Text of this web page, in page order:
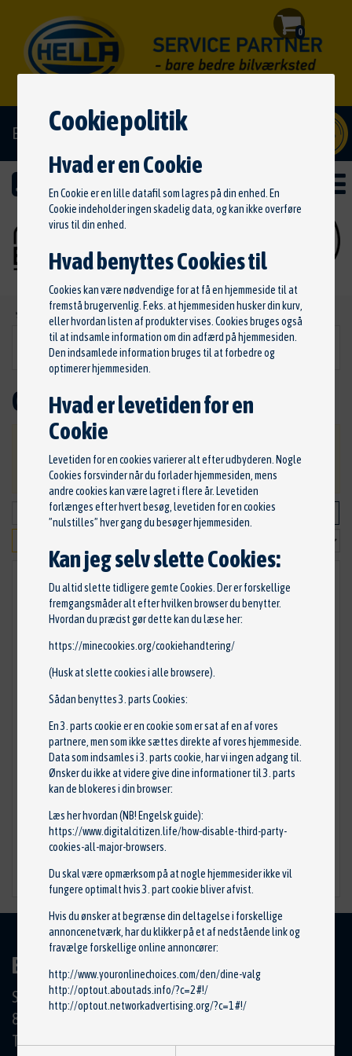
El/hybrid godkendt
Ny søgning
Oliefilter
Oliefilter
betaling og levering af dine varer.
Oliefilter
Stand: Ny
Mærke: FRAM
50,00 kr.
TILFØJ TIL KURV
BILCENTRET HØRNING APS
Skanderborgvej 19
8362 Hørning
Tlf.: 86 92 11 00
0
Cookiepolitik
Hvad er en Cookie
En Cookie er en lille datafil som lagres på din enhed. En
Cookie indeholder ingen skadelig data, og kan ikke overføre
virus til din enhed.
Hvad benyttes Cookies til
Cookies kan være nødvendige for at få en hjemmeside til at
fremstå brugervenlig. F.eks. at hjemmesiden husker din kurv,
eller hvordan listen af produkter vises. Cookies bruges også
til at indsamle information om din adfærd på hjemmesiden.
Den indsamlede information bruges til at forbedre og
optimerer hjemmesiden.
Hvad er levetiden for en
Cookie
Levetiden for en cookies varierer alt efter udbyderen. Nogle
Cookies forsvinder når du forlader hjemmesiden, mens
andre cookies kan være lagret i flere år. Levetiden
forlænges efter hvert besøg, levetiden for en cookies
”nulstilles” hver gang du besøger hjemmesiden.
Kan jeg selv slette Cookies:
Du altid slette tidligere gemte Cookies. Der er forskellige
fremgangsmåder alt efter hvilken browser du benytter.
Hvordan du præcist gør dette kan du læse her:
https://minecookies.org/cookiehandtering/
(Husk at slette cookies i alle browsere).
Sådan benyttes 3. parts Cookies:
En 3. parts cookie er en cookie som er sat af en af vores
partnere, men som ikke sættes direkte af vores hjemmeside.
Data som indsamles i 3. parts cookie, har vi ingen adgang til.
Ønsker du ikke at videre give dine informationer til 3. parts
kan de blokeres i din browser:
Læs her hvordan (NB! Engelsk guide):
https://www.digitalcitizen.life/how-disable-third-party-
cookies-all-major-browsers
Du skal være opmærksom på at nogle hjemmesider ikke vil
fungere optimalt hvis 3. part cookie bliver afvist.
Hvis du ønsker at begrænse din deltagelse i forskellige
annoncenetværk, har du klikker på et af nedstående link og
fravælge forskellige online annoncører:
http://www.youronlinechoices.com/den/dine-valg
http://optout.aboutads.info/?c=2#!/
http://optout.networkadvertising.org/?c=1#!/